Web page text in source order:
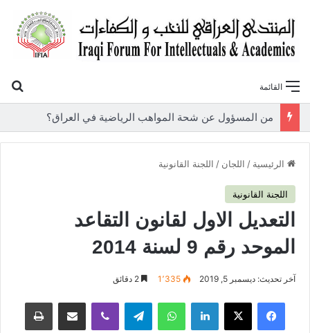
القائمة
الرئيسية / اللجان / اللجنة القانونية
اللجنة القانونية
التعديل الاول لقانون التقاعد
الموحد رقم 9 لسنة 2014
آخر تحديث: ديسمبر 5, 2019 1٬335
فيسبوك لينكدإن واتساب